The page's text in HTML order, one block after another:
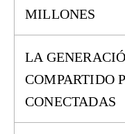
MILLONES
LA
COMPARTIDO
CONECTADAS